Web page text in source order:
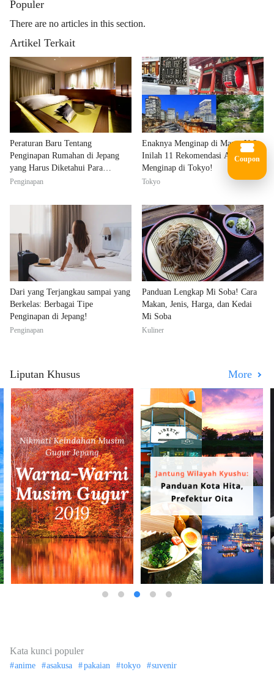
Populer
There are no articles in this section.
Artikel Terkait
Peraturan Baru Tentang
Penginapan Rumahan di Jepang
yang Harus Diketahui Para
Wisatawan
Penginapan
Enaknya Menginap di Mana, Ya?
Inilah 11 Rekomendasi Area untuk
Menginap di Tokyo!
Tokyo
Dari yang Terjangkau sampai yang
Berkelas: Berbagai Tipe
Penginapan di Jepang!
Penginapan
Panduan Lengkap Mi Soba! Cara
Makan, Jenis, Harga, dan Kedai
Mi Soba
Kuliner
Liputan Khusus More
Kata kunci populer
anime asakusa pakaian tokyo suvenir
Coupon